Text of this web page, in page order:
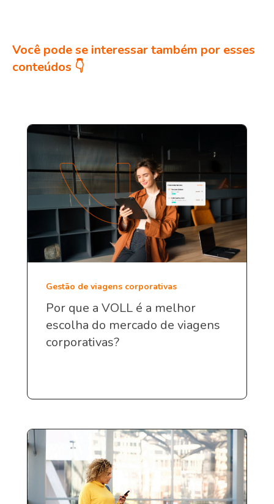
Você pode se interessar também por esses
conteúdos 👇
Gestão de viagens corporativas
Por que a VOLL é a melhor
escolha do mercado de viagens
corporativas?